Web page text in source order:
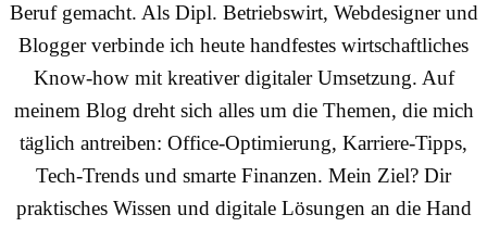
Beruf gemacht. Als Dipl. Betriebswirt, Webdesigner und
Blogger verbinde ich heute handfestes wirtschaftliches
Know-how mit kreativer digitaler Umsetzung. Auf
meinem Blog dreht sich alles um die Themen, die mich
täglich antreiben: Office-Optimierung, Karriere-Tipps,
Tech-Trends und smarte Finanzen. Mein Ziel? Dir
praktisches Wissen und digitale Lösungen an die Hand